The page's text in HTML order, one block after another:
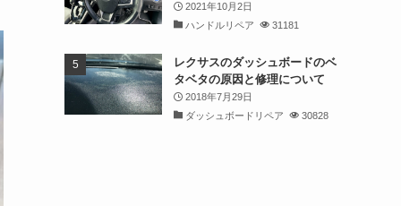
2021年10月2日
ハンドルリペア
31181
レクサスのダッシュボードのベ
タベタの原因と修理について
2018年7月29日
ダッシュボードリペア
30828